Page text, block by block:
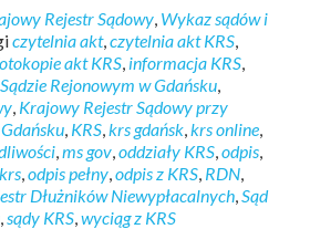
Rejestr Sądowy, Wykaz sądów i
czytelnia akt,czytelnia akt KRS,
akt KRS, informacja KRS,
Rejonowym w Gdańsku,
, Krajowy Rejestr Sądowy przy
, KRS,krs gdańsk,krs online,
,ms gov,oddziały KRS,odpis,
,odpis pełny,odpis z KRS, RDN,
Dłużników Niewypłacalnych,Sąd
,sądy KRS,wyciąg z KRS